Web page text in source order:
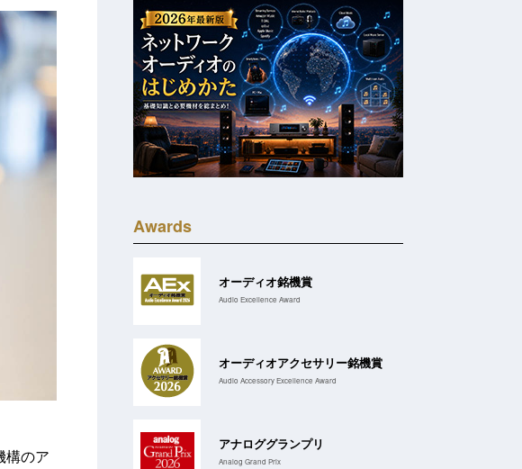
構のア
Awards
オーディオ銘機賞
Audio Excellence Award
オーディオアクセサリー銘機賞
Audio Accessory Excellence Award
アナロググランプリ
Analog Grand Prix